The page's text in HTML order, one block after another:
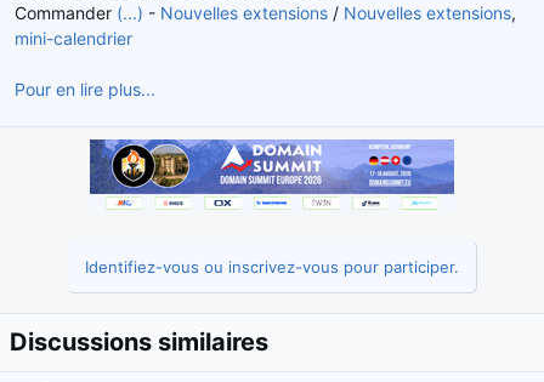
Commander (...) - Nouvelles extensions / Nouvelles extensions,
mini-calendrier
Pour en lire plus...
Identifiez-vous ou inscrivez-vous pour participer.
Discussions similaires